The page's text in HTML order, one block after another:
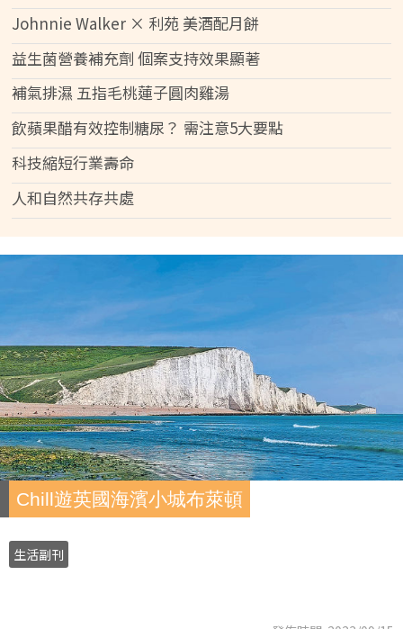
Johnnie Walker × 利苑 美酒配月餅
益生菌營養補充劑 個案支持效果顯著
補氣排濕 五指毛桃蓮子圓肉雞湯
飲蘋果醋有效控制糖尿？ 需注意5大要點
科技縮短行業壽命
人和自然共存共處
Chill遊英國海濱小城布萊頓
生活副刊